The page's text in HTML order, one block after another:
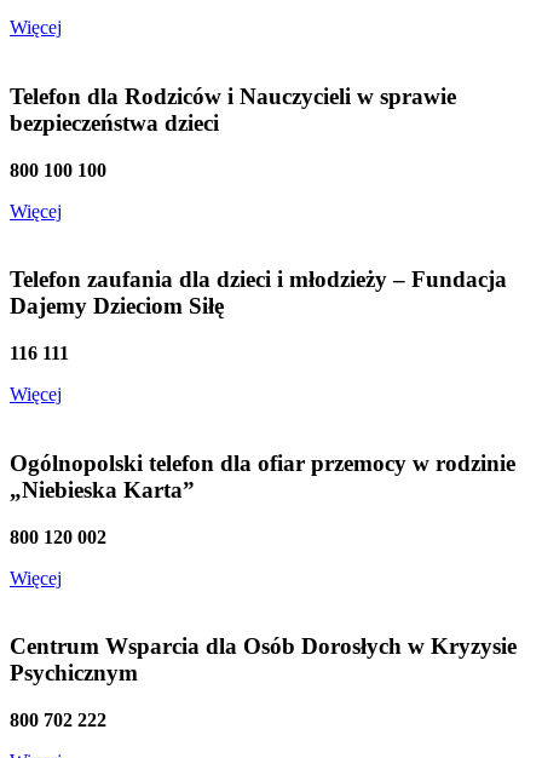
Więcej
Telefon dla Rodziców i Nauczycieli w sprawie
bezpieczeństwa dzieci
800 100 100
Więcej
Telefon zaufania dla dzieci i młodzieży – Fundacja
Dajemy Dzieciom Siłę
116 111
Więcej
Ogólnopolski telefon dla ofiar przemocy w rodzinie
„Niebieska Karta”
800 120 002
Więcej
Centrum Wsparcia dla Osób Dorosłych w Kryzysie
Psychicznym
800 702 222